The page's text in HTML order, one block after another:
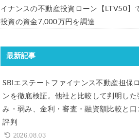
イナンスの不動産投資ローン【LTV50】
投資の資金7,000万円を調達
最新記事
SBIエステートファイナンス不動産担保
ンを徹底検証。他社と比較して判明した
み・弱み、金利・審査・融資額比較と口
評判
2026.08.03